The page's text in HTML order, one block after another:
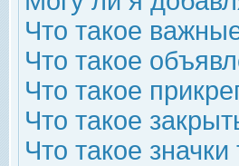
Что такое
Что такое
Что такое
Что такое
Что такое значки